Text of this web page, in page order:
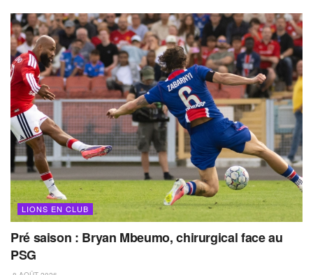
LIONS EN CLUB
Pré saison : Bryan Mbeumo, chirurgical face au
PSG